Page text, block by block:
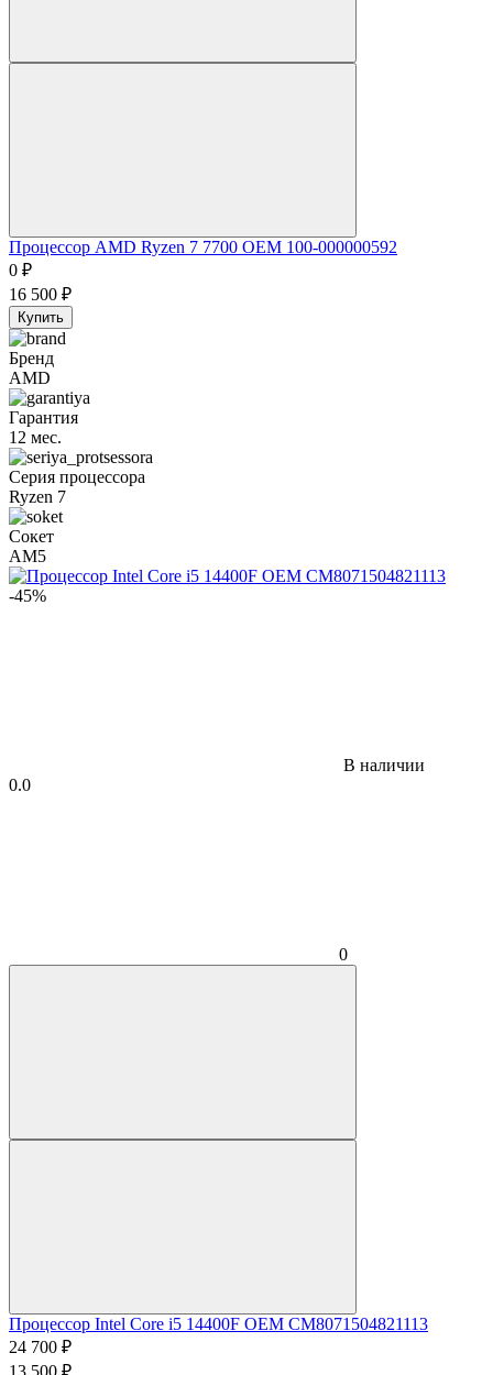
Процессор AMD Ryzen 7 7700 OEM 100-000000592
0 ₽
16 500 ₽
Купить
Бренд
AMD
Гарантия
12 мес.
Серия процессора
Ryzen 7
Сокет
AM5
-45%
В наличии
0.0
0
Процессор Intel Core i5 14400F OEM CM8071504821113
24 700 ₽